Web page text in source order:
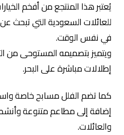
يُعتبر هذا المنتجع من أفخم
للعائلات السعودية التي تبحث
في نفس الوقت.
ويتميز بتصميمه المستوحى من
إطلالات مباشرة على البحر.
كما تضم الفلل مسابح خاصة
إضافة إلى مطاعم متنوعة
والعائلات.